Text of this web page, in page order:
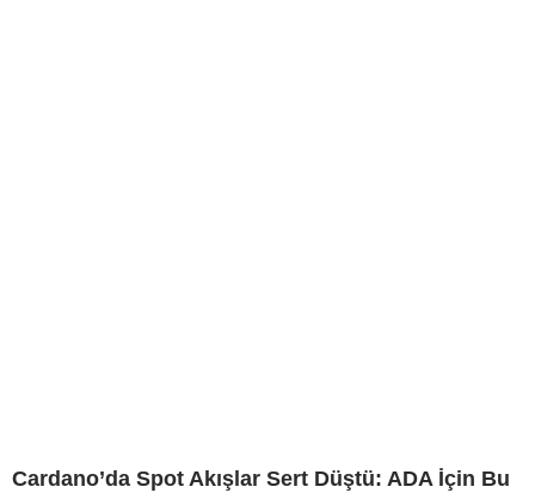
Cardano’da Spot Akışlar Sert Düştü: ADA İçin Bu